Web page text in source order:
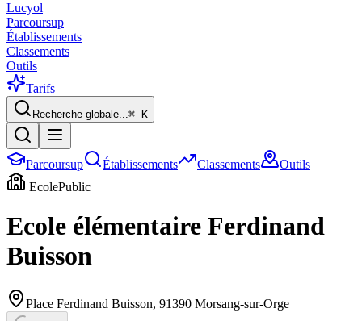
Lucyol
Parcoursup
Établissements
Classements
Outils
Tarifs
Recherche globale...⌘ K
Parcoursup Établissements Classements
Outils
EcolePublic
Ecole élémentaire Ferdinand
Buisson
Place Ferdinand Buisson, 91390 Morsang-sur-Orge